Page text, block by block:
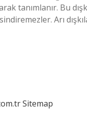
tanımlanır. Bu
Arı
Sitemap